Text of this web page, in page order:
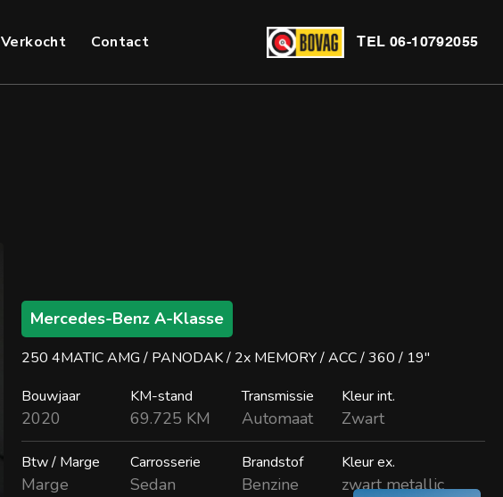
Verkocht Contact TEL 06-10792055
Mercedes-Benz A-Klasse
250 4MATIC AMG / PANODAK / 2x MEMORY / ACC / 360 / 19''
Bouwjaar
2020
KM-stand
69.725 KM
Transmissie
Automaat
Kleur int.
Zwart
Btw / Marge
Marge
Carrosserie
Sedan
Brandstof
Benzine
Kleur ex.
zwart metallic